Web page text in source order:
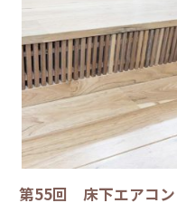
第55回 床下エアコン